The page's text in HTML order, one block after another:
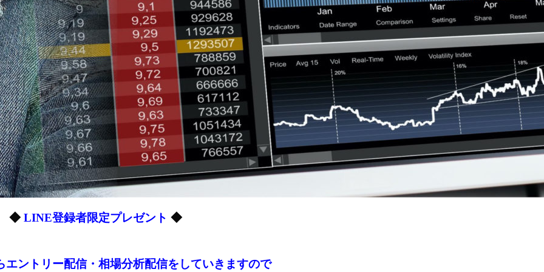
◆LINE登録者限定プレゼント ◆
ントリー配信・相場分析配信をしていきますので